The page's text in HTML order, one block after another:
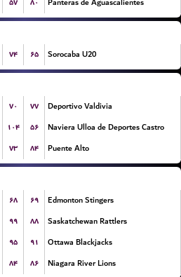
۷۴ ۶۵ Sorocaba U20
۷۰ ۷۷
Deportivo Valdivia
۱۰۴ ۵۶
Naviera Ulloa de Deportes Castro
۷۳ ۸۴ Puente Alto
۶۸ ۶۹
Edmonton Stingers
۹۹ ۸۸
Saskatchewan Rattlers
۹۵ ۹۱
Ottawa Blackjacks
۸۴ ۸۶ Niagara River Lions